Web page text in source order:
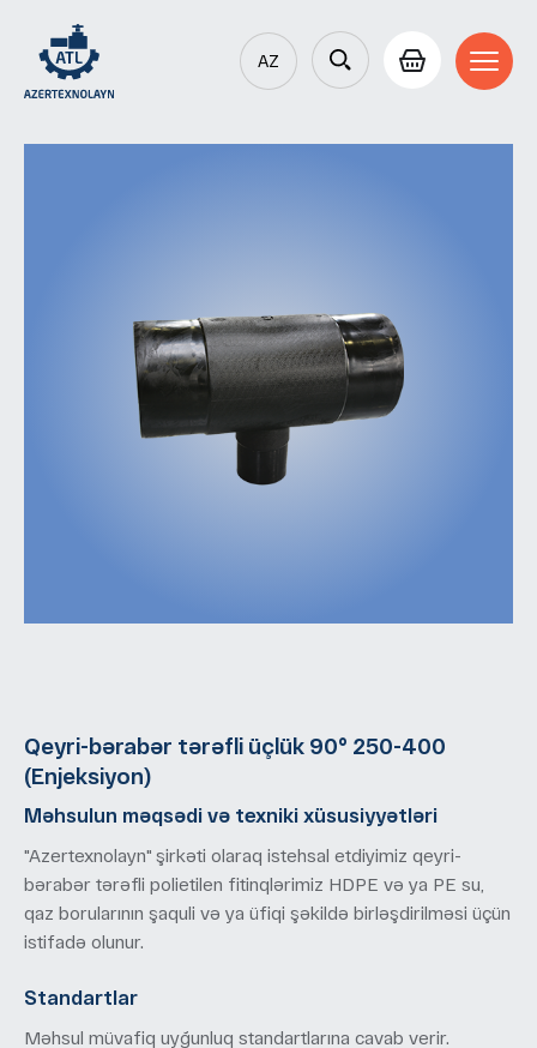
AZ
Qeyri-bərabər tərəfli üçlük 90° 250-400
(Enjeksiyon)
Məhsulun məqsədi və texniki xüsusiyyətləri
"Azertexnolayn" şirkəti olaraq istehsal etdiyimiz qeyri-
bərabər tərəfli polietilen fitinqlərimiz HDPE və ya PE su,
qaz borularının şaquli və ya üfiqi şəkildə birləşdirilməsi üçün
istifadə olunur.
Standartlar
Məhsul müvafiq uyğunluq standartlarına cavab verir.